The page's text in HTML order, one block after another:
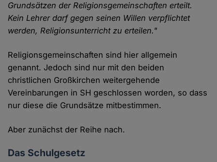
Grundsätzen der Religionsgemeinschaften erteilt.
Kein Lehrer darf gegen seinen Willen verpflichtet
werden, Religionsunterricht zu erteilen."
Religionsgemeinschaften sind hier allgemein
genannt. Jedoch sind nur mit den beiden
christlichen Großkirchen weitergehende
Vereinbarungen in SH geschlossen worden, so dass
nur diese die Grundsätze mitbestimmen.
Aber zunächst der Reihe nach.
Das Schulgesetz